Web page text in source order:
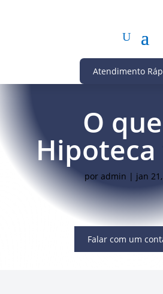
Atendimento
O
por admin | jan
Falar com um